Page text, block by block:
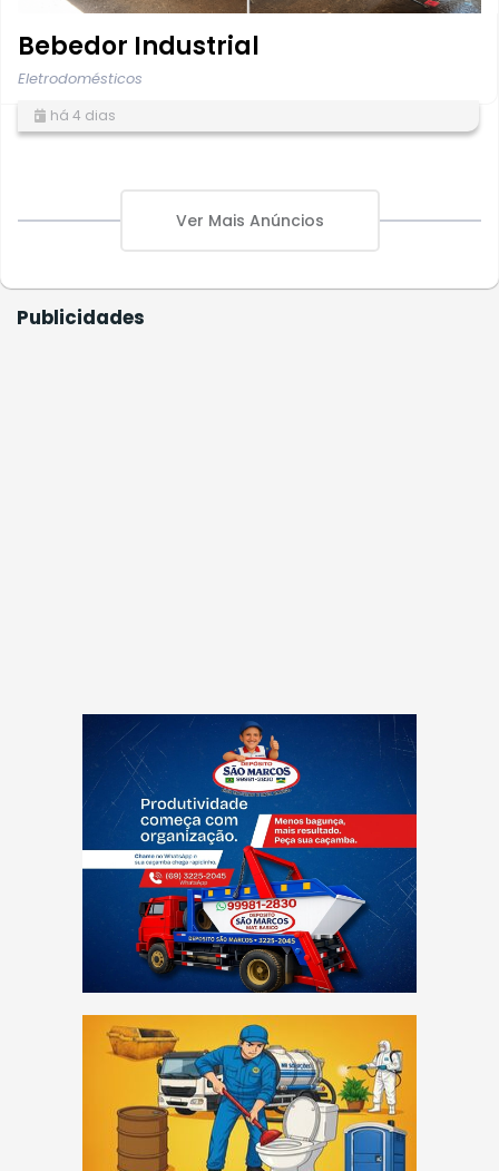
Bebedor Industrial
Eletrodomésticos
há 4 dias
Ver Mais Anúncios
Publicidades